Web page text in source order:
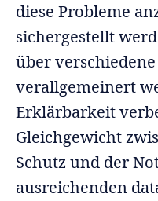
diese Probleme
sichergestellt
über
verallgemeinert
Erklärbarkeit
Gleichgewicht
Schutz und der
ausreichenden